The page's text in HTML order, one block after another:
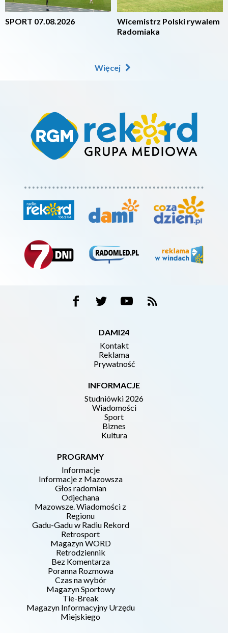
SPORT 07.08.2026
Wicemistrz Polski rywalem
Radomiaka
Więcej
DAMI24
Kontakt
Reklama
Prywatność
INFORMACJE
Studniówki 2026
Wiadomości
Sport
Biznes
Kultura
PROGRAMY
Informacje
Informacje z Mazowsza
Głos radomian
Odjechana
Mazowsze. Wiadomości z
Regionu
Gadu-Gadu w Radiu Rekord
Retrosport
Magazyn WORD
Retrodziennik
Bez Komentarza
Poranna Rozmowa
Czas na wybór
Magazyn Sportowy
Tie-Break
Magazyn Informacyjny Urzędu
Miejskiego